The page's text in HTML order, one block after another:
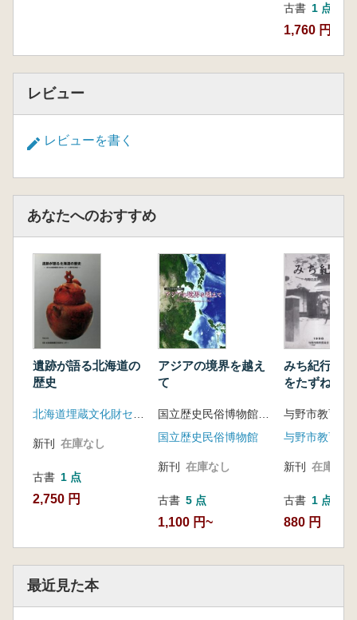
古書 1 点
1,760 円
レビュー
レビューを書く
あなたへのおすすめ
遺跡が語る北海道の
歴史
新刊 在庫なし
古書 1 点
2,750 円
アジアの境界を越え
て
国立歴史民俗博物館
新刊 在庫なし
古書 5 点
1,100 円~
みち紀行 : 与
をたずねて
与野市教育委
新刊 在庫なし
古書 1 点
880 円
最近見た本